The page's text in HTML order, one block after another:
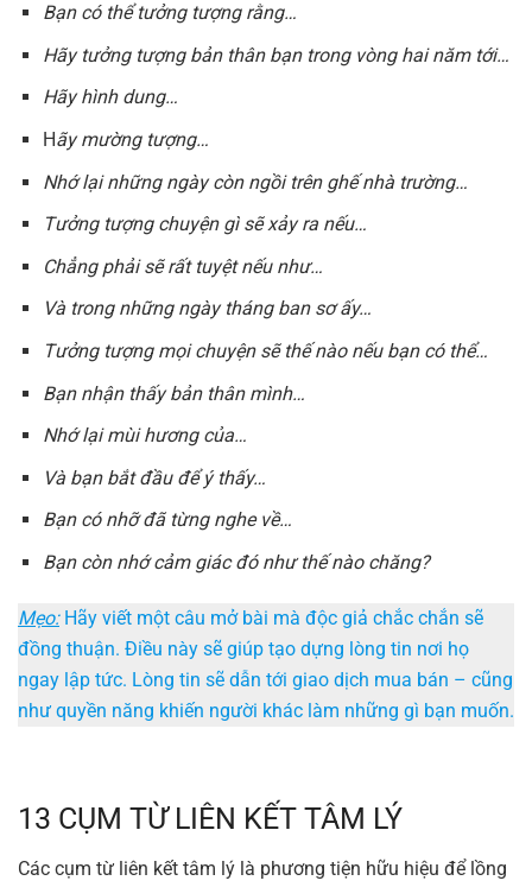
Bạn có thể tưởng tượng rằng…
Hãy tưởng tượng bản thân bạn trong vòng hai năm tới…
Hãy hình dung…
Hãy mường tượng…
Nhớ lại những ngày còn ngồi trên ghế nhà trường…
Tưởng tượng chuyện gì sẽ xảy ra nếu…
Chẳng phải sẽ rất tuyệt nếu như…
Và trong những ngày tháng ban sơ ấy…
Tưởng tượng mọi chuyện sẽ thế nào nếu bạn có thể…
Bạn nhận thấy bản thân mình…
Nhớ lại mùi hương của…
Và bạn bắt đầu để ý thấy…
Bạn có nhỡ đã từng nghe về…
Bạn còn nhớ cảm giác đó như thế nào chăng?
Mẹo: Hãy viết một câu mở bài mà độc giả chắc chắn sẽ
đồng thuận. Điều này sẽ giúp tạo dựng lòng tin nơi họ
ngay lập tức. Lòng tin sẽ dẫn tới giao dịch mua bán – cũng
như quyền năng khiến người khác làm những gì bạn muốn.
13 CỤM TỪ LIÊN KẾT TÂM LÝ
Các cụm từ liên kết tâm lý là phương tiện hữu hiệu để lồng